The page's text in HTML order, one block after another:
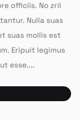
officiis. No zril
Nulla suas
suas mollis est
Eripuit legimus
esse....